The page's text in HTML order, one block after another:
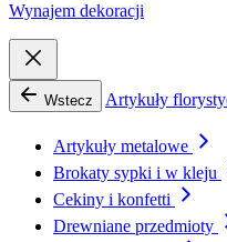
Wynajem dekoracji
Wstecz Artykuły
Artykuły metalowe
Brokaty sypki i w kleju
Cekiny i konfetti
Drewniane przedmioty